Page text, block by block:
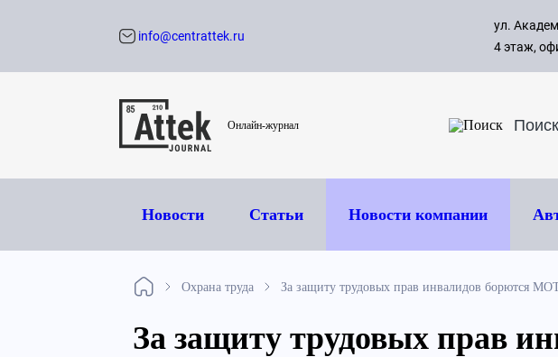
info@centrattek.ru
ул.
4 этаж,
Онлайн-журнал
Новости Статьи Новости компании
Охрана труда За защиту трудовых прав инвалидов борются
За защиту трудовых прав